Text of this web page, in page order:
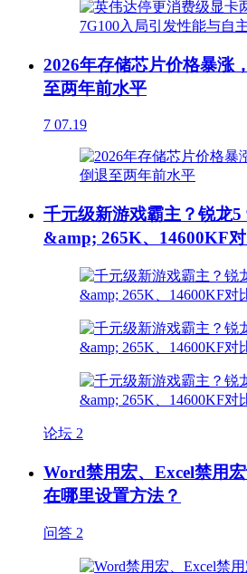
2026年存储芯片价格暴涨
至两年前水平
7 07.19
千元级新游戏霸主？锐龙5
&amp; 265K、14600KF
论坛 2
Word禁用宏、Excel禁用
在哪里设置方法？
问答 2